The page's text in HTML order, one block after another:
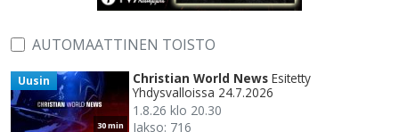
AUTOMAATTINEN TOISTO
30 min
Uusin Christian World News Esitetty
Yhdysvalloissa 24.7.2026
1.8.26 klo 20.30
Jakso: 716